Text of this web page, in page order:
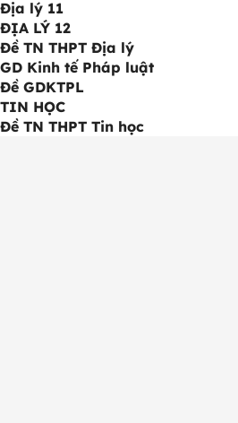
Địa lý 11
ĐỊA LÝ 12
Đề TN THPT Địa lý
GD Kinh tế Pháp luật
Đề GDKTPL
TIN HỌC
Đề TN THPT Tin học